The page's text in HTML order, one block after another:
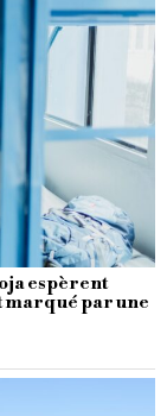
espèrent
marqué par une